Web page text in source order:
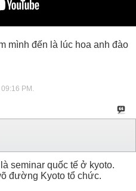
mình đến là lúc hoa anh đào
09:16 PM .
seminar quốc tế ở kyoto.
đường Kyoto tổ chức.